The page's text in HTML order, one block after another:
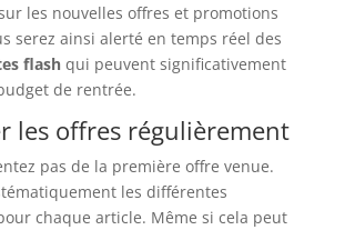
les nouvelles offres et promotions
serez ainsi alerté en temps réel des
flashqui peuvent significativement
de rentrée.
les offres régulièrement
pas de la première offre venue.
les différentes
chaque article. Même si cela peut